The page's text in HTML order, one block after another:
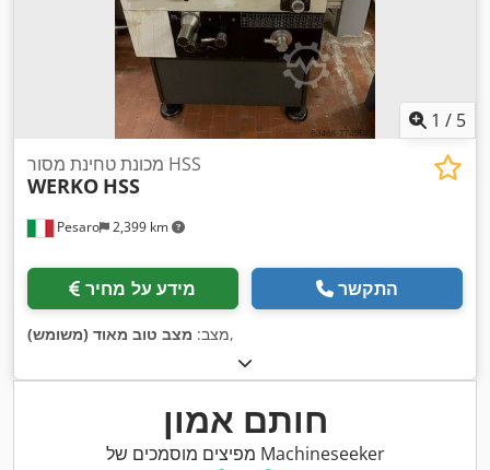
1 / 5
Pesaro 2,399 km
מכונת טחינת מסור HSS
WERKO HSS
מידע על מחיר התקשר
מצב: מצב טוב מאוד (משומש) ,
חותם אמון
מפיצים מוסמכים של Machineseeker